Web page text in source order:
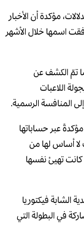
مؤكدة أن الأخبار
اسمها خلال الأشهر
تصاعدت منذ أواخر عام 2025 عندما تمّ الكشف عن
اللاعبات
المنافسة الرسمية.
عبر حساباتها
لا أساس لها من
كانت تهيئ نفسها
الشابة فيكتوريا
في البطولة التي